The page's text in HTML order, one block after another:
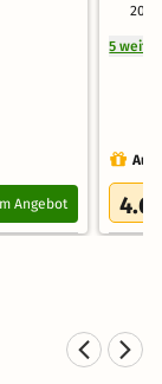
Angebot
2026
5
4.6